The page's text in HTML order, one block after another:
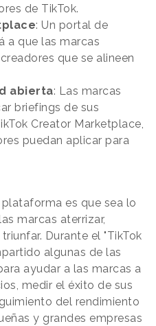
de TikTok.
: Un portal de
a que las marcas
que se alineen
abierta: Las marcas
briefings de sus
Creator Marketplace,
puedan aplicar para
es que sea lo
marcas aterrizar,
Durante el "TikTok
algunas de las
ayudar a las marcas a
medir el éxito de sus
del rendimiento
y grandes empresas